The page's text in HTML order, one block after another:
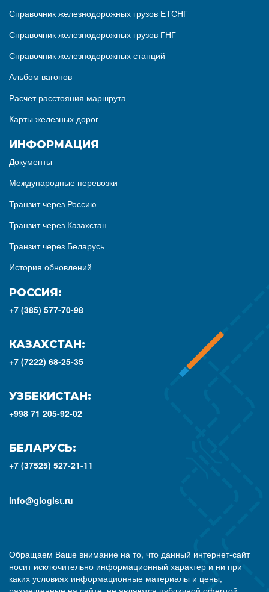
Справочник железнодорожных грузов ЕТСНГ
Справочник железнодорожных грузов ГНГ
Справочник железнодорожных станций
Альбом вагонов
Расчет расстояния маршрута
Карты железных дорог
ИНФОРМАЦИЯ
Документы
Международные перевозки
Транзит через Россию
Транзит через Казахстан
Транзит через Беларусь
История обновлений
РОССИЯ:
+7 (385) 577-70-98
КАЗАХСТАН:
+7 (7222) 68-25-35
УЗБЕКИСТАН:
+998 71 205-92-02
БЕЛАРУСЬ:
+7 (37525) 527-21-11
info@glogist.ru
Обращаем Ваше внимание на то, что данный интернет-сайт
носит исключительно информационный характер и ни при
каких условиях информационные материалы и цены,